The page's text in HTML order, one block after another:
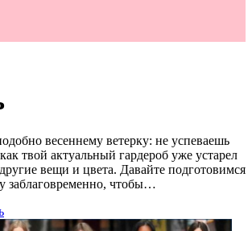
весеннему ветерку: не успеваешь
твой актуальный гардероб уже устарел
вещи и цвета. Давайте подготовимся
заблаговременно, чтобы…